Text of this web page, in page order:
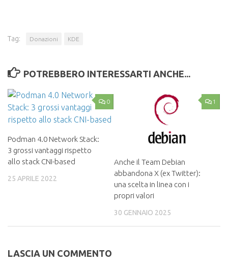
Tag: Donazioni KDE
POTREBBERO INTERESSARTI ANCHE...
0
Podman 4.0 Network Stack:
3 grossi vantaggi rispetto
allo stack CNI-based
25 APRILE 2022
1
Anche il Team Debian
abbandona X (ex Twitter):
una scelta in linea con i
propri valori
30 GENNAIO 2025
LASCIA UN COMMENTO